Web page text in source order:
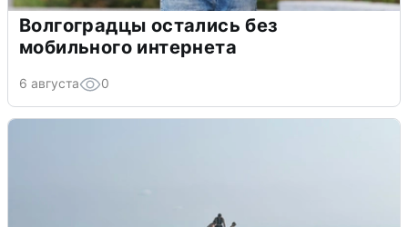
Волгоградцы остались без
мобильного интернета
6 августа 0